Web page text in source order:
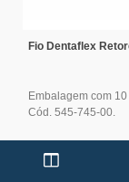
Fio Dentaflex
Embalagem com
Cód. 545-745-00.
A partir de: